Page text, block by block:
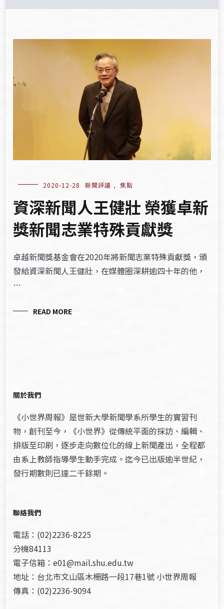
2020-12-28 新聞評議 , 焦點
資深新聞人王健壯 榮獲卓新
獎新聞志業特殊貢獻獎
卓越新聞獎基金會在2020年將新聞志業特殊貢獻獎，頒
發給資深新聞人王健壯，在媒體圈深耕逾四十年的他，
…
READ MORE
關於我們
《小世界周報》是世新大學新聞學系所學生的實習刊
物，創刊至今，《小世界》從傳統平面的採訪、編輯、
排版至印刷，逐步走向數位化的線上新聞產出，全程都
由系上教師指導學生動手完成。迄今已出版逾半世紀，
發行期數則已達二千餘期。
聯絡我們
電話：(02)2236-8225
分機84113
電子信箱：e01@mail.shu.edu.tw
地址：台北市文山區木柵路一段17巷1號 小世界周報
傳真：(02)2236-9094